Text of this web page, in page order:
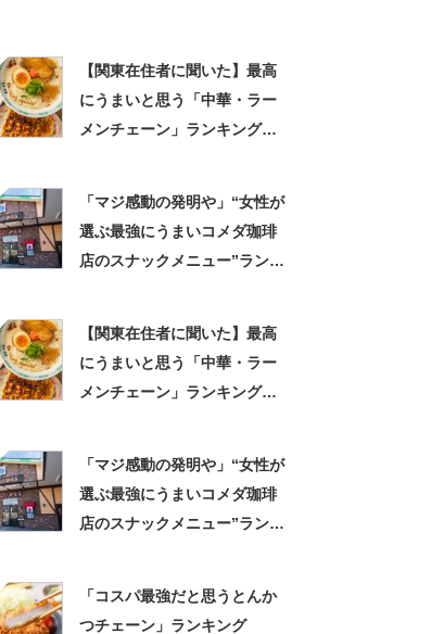
【関東在住者に聞いた】最高
にうまいと思う「中華・ラー
メンチェーン」ランキング
「マジ感動の発明や」“女性が
選ぶ最強にうまいコメダ珈琲
店のスナックメニュー”ランキ
【関東在住者に聞いた】最高
にうまいと思う「中華・ラー
メンチェーン」ランキング
「マジ感動の発明や」“女性が
選ぶ最強にうまいコメダ珈琲
店のスナックメニュー”ランキ
「コスパ最強だと思うとんか
つチェーン」ランキング